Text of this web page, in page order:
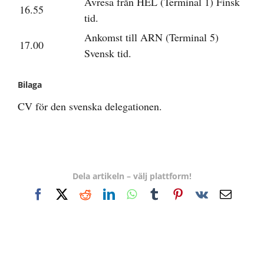
16.55
tid.
17.00
Ankomst till ARN (Terminal 5)
Svensk tid.
Bilaga
CV för den svenska delegationen.
Dela artikeln – välj plattform!
FacebookRedditLinkedInWhatsApp
TumblrPinterest
Vk
E-